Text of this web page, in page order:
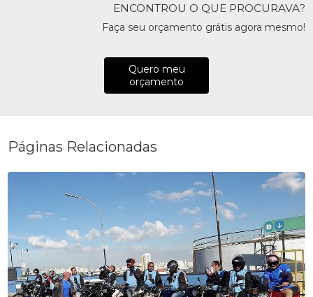
ENCONTROU O QUE PROCURAVA?
Faça seu orçamento grátis agora mesmo!
Quero meu
orçamento
Páginas Relacionadas